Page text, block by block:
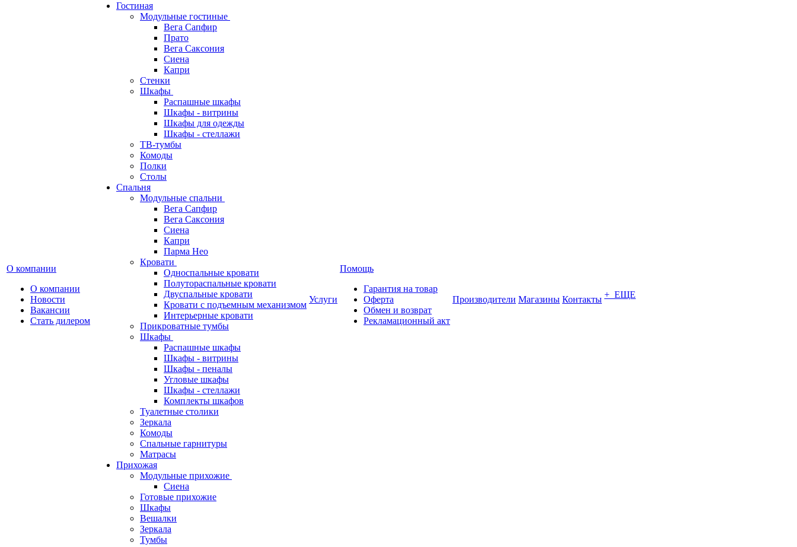
О компании
О компании
Новости
Вакансии
Стать дилером
Гостиная
Модульные гостиные
Вега Сапфир
Прато
Вега Саксония
Сиена
Капри
Стенки
Шкафы
Распашные шкафы
Шкафы - витрины
Шкафы для одежды
Шкафы - стеллажи
ТВ-тумбы
Комоды
Полки
Столы
Спальня
Модульные спальни
Вега Сапфир
Вега Саксония
Сиена
Капри
Парма Нео
Кровати
Односпальные кровати
Полутораспальные кровати
Двуспальные кровати
Кровати с подъемным механизмом
Интерьерные кровати
Прикроватные тумбы
Шкафы
Распашные шкафы
Шкафы - витрины
Шкафы - пеналы
Угловые шкафы
Шкафы - стеллажи
Комплекты шкафов
Туалетные столики
Зеркала
Комоды
Спальные гарнитуры
Матрасы
Прихожая
Модульные прихожие
Сиена
Готовые прихожие
Шкафы
Вешалки
Зеркала
Тумбы
Услуги
Помощь
Гарантия на товар
Оферта
Обмен и возврат
Рекламационный акт
Производители Магазины Контакты + ЕЩЕ